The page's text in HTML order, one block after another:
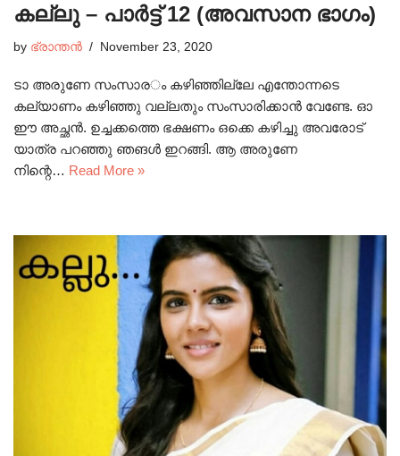
കല്ലു – പാർട്ട്‌ 12 (അവസാന ഭാഗം)
by ഭ്രാന്തൻ November 23, 2020
ടാ അരുണേ സംസാരം കഴിഞ്ഞില്ലേ എന്തോന്നടെ
കല്യാണം കഴിഞ്ഞു വല്ലതും സംസാരിക്കാൻ വേണ്ടേ. ഓ
ഈ അച്ഛൻ. ഉച്ചക്കത്തെ ഭക്ഷണം ഒക്കെ കഴിച്ചു അവരോട്
യാത്ര പറഞ്ഞു ഞങൾ ഇറങ്ങി. ആ അരുണേ
നിന്റെ… Read More »